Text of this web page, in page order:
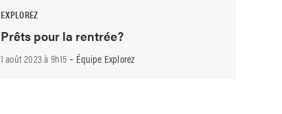
EXPLOREZ
Prêts pour la rentrée?
1 août 2023 à 9h15 - Équipe Explorez